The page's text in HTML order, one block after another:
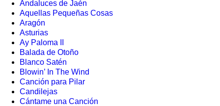
Andaluces de Jaén
Aquellas Pequeñas Cosas
Aragón
Asturias
Ay Paloma II
Balada de Otoño
Blanco Satén
Blowin’ In The Wind
Canción para Pilar
Candilejas
Cántame una Canción